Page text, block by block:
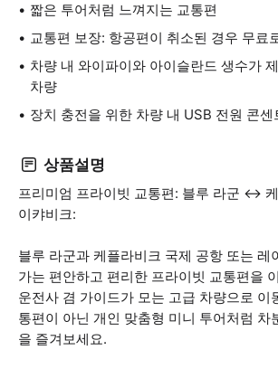
짧은 투어처럼 느껴지는 교통편
교통편 보장: 항공편이 취소된 경우 무료
차량 내 와이파이와 아이슬란드 생수가
차량
장치 충전을 위한 차량 내 USB 전원 콘센
상품설명
프리미엄 프라이빗 교통편: 블루 라군 ↔
이캬비크:
블루 라군과 케플라비크 국제 공항 또는 레
가는 편안하고 편리한 프라이빗 교통편을
운전사 겸 가이드가 모는 고급 차량으로 이
통편이 아닌 개인 맞춤형 미니 투어처럼 차
을 즐겨보세요.